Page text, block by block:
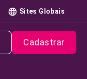
Sites Globais
Cadastrar